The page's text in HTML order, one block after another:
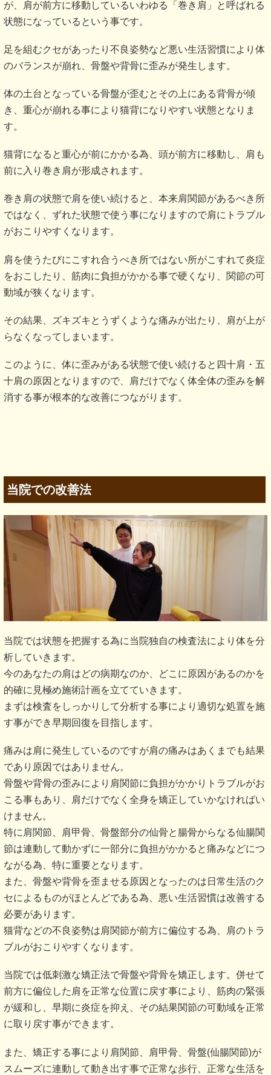
が、肩が前方に移動しているいわゆる「巻き肩」と呼ばれる
状態になっているという事です。
足を組むクセがあったり不良姿勢など悪い生活習慣により体
のバランスが崩れ、骨盤や背骨に歪みが発生します。
体の土台となっている骨盤が歪むとその上にある背骨が傾
き、重心が崩れる事により猫背になりやすい状態となりま
す。
猫背になると重心が前にかかる為、頭が前方に移動し、肩も
前に入り巻き肩が形成されます。
巻き肩の状態で肩を使い続けると、本来肩関節があるべき所
ではなく、ずれた状態で使う事になりますので肩にトラブル
がおこりやすくなります。
肩を使うたびにこすれ合うべき所ではない所がこすれて炎症
をおこしたり、筋肉に負担がかかる事で硬くなり、関節の可
動域が狭くなります。
その結果、ズキズキとうずくような痛みが出たり、肩が上が
らなくなってしまいます。
このように、体に歪みがある状態で使い続けると四十肩・五
十肩の原因となりますので、肩だけでなく体全体の歪みを解
消する事が根本的な改善につながります。
当院での改善法
当院では状態を把握する為に当院独自の検査法により体を分
析していきます。
今のあなたの肩はどの病期なのか、どこに原因があるのかを
的確に見極め施術計画を立てていきます。
まずは検査をしっかりして分析する事により適切な処置を施
す事ができ早期回復を目指します。
痛みは肩に発生しているのですが肩の痛みはあくまでも結果
であり原因ではありません。
骨盤や背骨の歪みにより肩関節に負担がかかりトラブルがお
こる事もあり、肩だけでなく全身を矯正していかなければい
けません。
特に肩関節、肩甲骨、骨盤部分の仙骨と腸骨からなる仙腸関
節は連動して動かずに一部分に負担がかかると痛みなどにつ
ながる為、特に重要となります。
また、骨盤や背骨を歪ませる原因となったのは日常生活のク
セによるものがほとんどである為、悪い生活習慣は改善する
必要があります。
猫背などの不良姿勢は肩関節が前方に偏位する為、肩のトラ
ブルがおこりやすくなります。
当院では低刺激な矯正法で骨盤や背骨を矯正します。併せて
前方に偏位した肩を正常な位置に戻す事により、筋肉の緊張
が緩和し、早期に炎症を抑え、その結果関節の可動域を正常
に取り戻す事ができます。
また、矯正する事により肩関節、肩甲骨、骨盤(仙腸関節)が
スムーズに連動して動き出す事で正常な歩行、正常な生活を